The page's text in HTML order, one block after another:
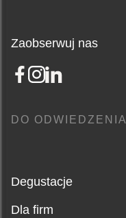
Zaobserwuj nas
DO ODWIEDZENIA
Degustacje
Dla firm